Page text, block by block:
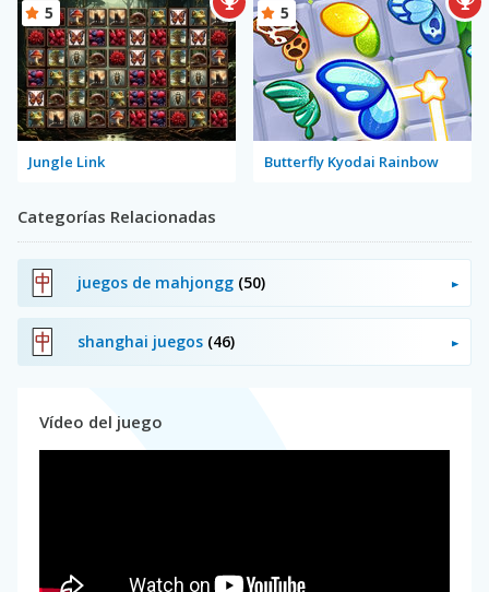
Jungle Link
5
Butterfly Kyodai Rainbow
5
Categorías Relacionadas
juegos de mahjongg (50)
shanghai juegos (46)
Vídeo del juego